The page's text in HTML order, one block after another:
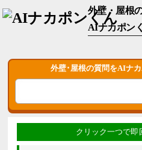
外壁・屋根
AIナカポン
外壁･屋根の質問をAIナ